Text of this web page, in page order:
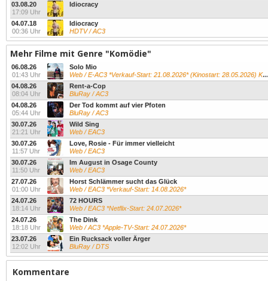
03.08.20
17:09 Uhr
Idiocracy
04.07.18
00:36 Uhr
Idiocracy
HDTV / AC3
Mehr Filme mit Genre "Komödie"
06.08.26
01:43 Uhr
Solo Mio
Web / E-AC3 *Verkauf-Start: 21.08.2026* (Kinostart: 28.05.2026) Kevin James...
04.08.26
08:04 Uhr
Rent-a-Cop
BluRay / AC3
04.08.26
05:44 Uhr
Der Tod kommt auf vier Pfoten
BluRay / AC3
30.07.26
21:21 Uhr
Wild Sing
Web / EAC3
30.07.26
11:57 Uhr
Love, Rosie - Für immer vielleicht
Web / EAC3
30.07.26
11:50 Uhr
Im August in Osage County
Web / EAC3
27.07.26
01:00 Uhr
Horst Schlämmer sucht das Glück
Web / EAC3 *Verkauf-Start: 14.08.2026*
24.07.26
18:14 Uhr
72 HOURS
Web / EAC3 *Netflix-Start: 24.07.2026*
24.07.26
18:18 Uhr
The Dink
Web / AC3 *Apple-TV-Start: 24.07.2026*
23.07.26
12:02 Uhr
Ein Rucksack voller Ärger
BluRay / DTS
Kommentare